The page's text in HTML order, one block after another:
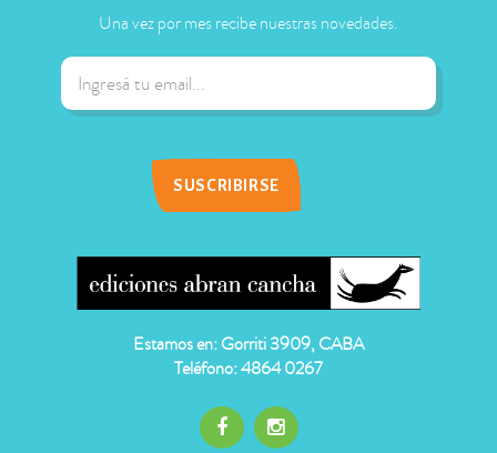
Una vez por mes recibe nuestras novedades.
Estamos en: Gorriti 3909, CABA
Teléfono: 4864 0267